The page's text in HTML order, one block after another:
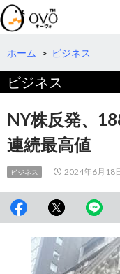
検
索
コ
テ
へ
移
動
ホーム > ビジネス
ビジネス
NY株反発、
連続最高値
ビジネス 2024年6月18